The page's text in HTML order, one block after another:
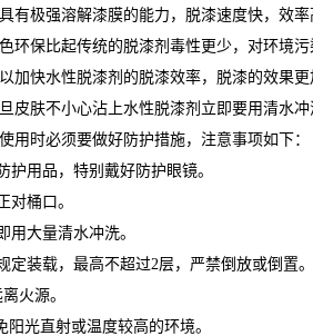
有极强溶解漆膜的能力，脱漆速度快，效率
环保比起传统的脱漆剂毒性更少，对环境
加快水性脱漆剂的脱漆效率，脱漆的效果
皮肤不小心沾上水性脱漆剂立即要用清水冲
用时必须要做好防护措施，注意事项如下：
护用品，特别戴好防护眼镜。
对桶口。
用大量清水冲洗。
定装载，最高不超过2层，严禁倒放或倒置。
火源。
光直射或温度较高的环境。